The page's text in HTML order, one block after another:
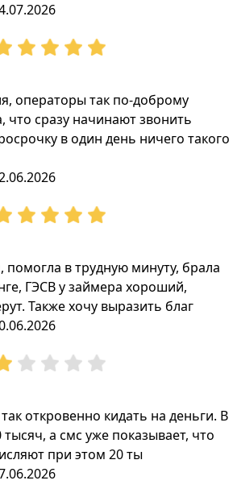
операторы так по-доброму
сразу начинают звонить
в один день ничего такого
в трудную минуту, брала
ГЭСВ у займера хороший,
Также хочу выразить благ
откровенно кидать на деньги. В
а смс уже показывает, что
при этом 20 ты